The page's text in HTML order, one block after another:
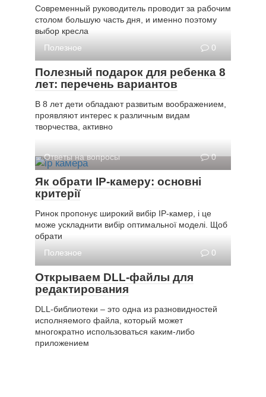
Современный руководитель проводит за рабочим
столом большую часть дня, и именно поэтому
выбор кресла
Полезное
0
Полезный подарок для ребенка 8
лет: перечень вариантов
В 8 лет дети обладают развитым воображением,
проявляют интерес к различным видам
творчества, активно
Ответы на вопросы 0
Як обрати IP-камеру: основні
критерії
Ринок пропонує широкий вибір IP-камер, і це
може ускладнити вибір оптимальної моделі. Щоб
обрати
Полезное
0
Открываем DLL-файлы для
редактирования
DLL-библиотеки – это одна из разновидностей
исполняемого файла, который может
многократно использоваться каким-либо
приложением